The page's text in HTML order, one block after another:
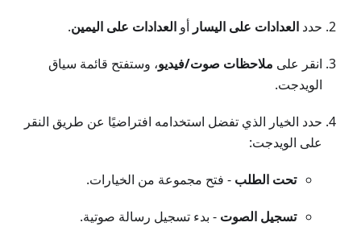
حدد العدادات على اليسار أو العدادات على اليمين.
انقر على ملاحظات صوت/فيديو، وستفتح قائمة سياق
الويدجت.
حدد الخيار الذي تفضل استخدامه افتراضيًا عن طريق النقر
على الويدجت:
تحت الطلب - فتح مجموعة من الخيارات.
تسجيل الصوت - بدء تسجيل رسالة صوتية.